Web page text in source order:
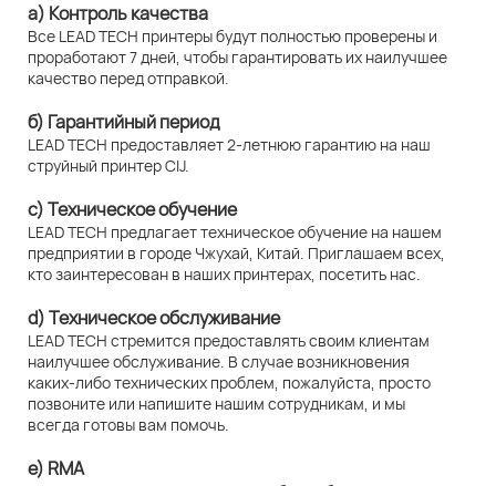
а) Контроль качества
Все LEAD TECH принтеры будут полностью проверены и
проработают 7 дней, чтобы гарантировать их наилучшее
качество перед отправкой.
б) Гарантийный период
LEAD TECH предоставляет 2-летнюю гарантию на наш
струйный принтер CIJ.
c) Техническое обучение
LEAD TECH предлагает техническое обучение на нашем
предприятии в городе Чжухай, Китай. Приглашаем всех,
кто заинтересован в наших принтерах, посетить нас.
d) Техническое обслуживание
LEAD TECH стремится предоставлять своим клиентам
наилучшее обслуживание. В случае возникновения
каких-либо технических проблем, пожалуйста, просто
позвоните или напишите нашим сотрудникам, и мы
всегда готовы вам помочь.
e) RMA